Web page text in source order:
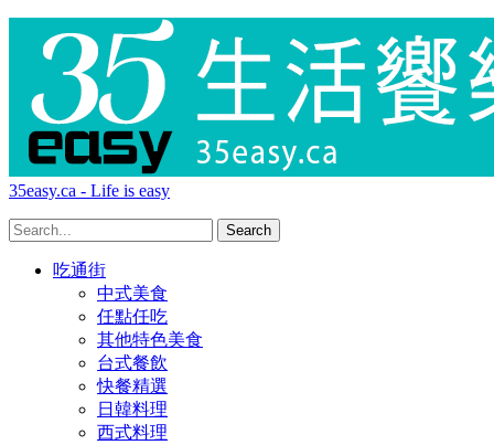
35easy.ca - Life is easy
吃通街
中式美食
任點任吃
其他特色美食
台式餐飲
快餐精選
日韓料理
西式料理